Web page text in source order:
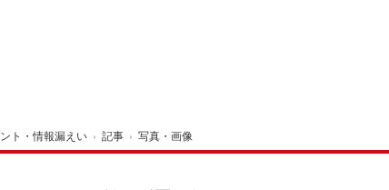
ト・情報漏えい › 記事 › 写真・画像